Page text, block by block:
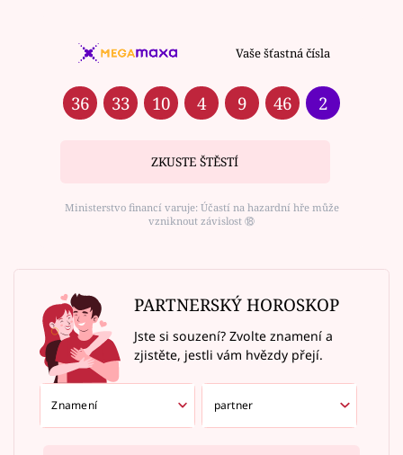
Vaše šťastná čísla
36 33 10 4 9 46 2
ZKUSTE ŠTĚSTÍ
Ministerstvo financí varuje: Účastí na hazardní hře může
vzniknout závislost ⑱
PARTNERSKÝ HOROSKOP
Jste si souzení? Zvolte znamení a
zjistěte, jestli vám hvězdy přejí.